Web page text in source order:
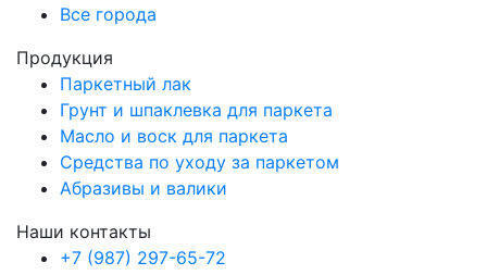
Все города
Продукция
Паркетный лак
Грунт и шпаклевка для паркета
Масло и воск для паркета
Средства по уходу за паркетом
Абразивы и валики
Наши контакты
+7 (987) 297-65-72